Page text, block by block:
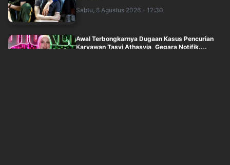
Sabtu, 8 Agustus 2026 - 12:30
Awal Terbongkarnya Dugaan Kasus Pencurian
Karyawan Tasyi Athasyia, Gegara Notifik....